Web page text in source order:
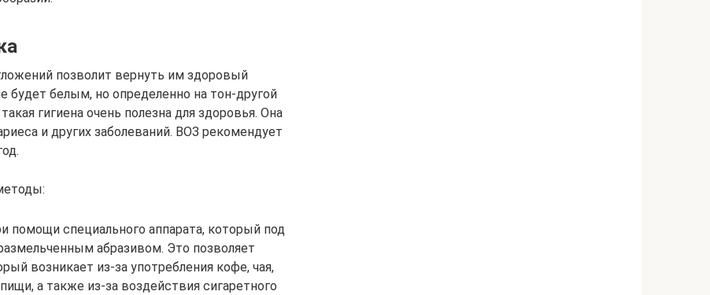
позволит вернуть им здоровый
будет белым, но определенно на тон-другой
гигиена очень полезна для здоровья. Она
и других заболеваний. ВОЗ рекомендует
помощи специального аппарата, который под
абразивом. Это позволяет
возникает из-за употребления кофе, чая,
а также из-за воздействия сигаретного